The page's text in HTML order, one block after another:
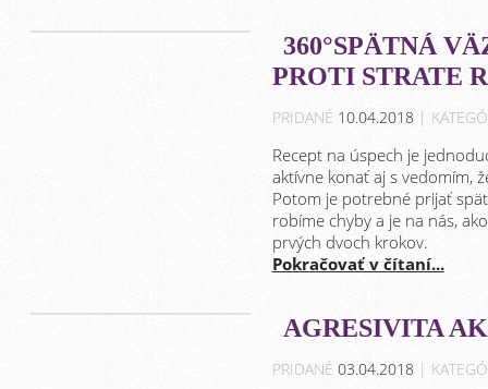
360°SPÄTNÁ
PROTI STRATE
PRIDANÉ 10.04.2018 |
Recept na úspech je
aktívne konať aj s vedomím,
Potom je potrebné prijať
robíme chyby a je na nás,
prvých dvoch krokov.
Pokračovať v čítaní...
AGRESIVITA
PRIDANÉ 03.04.2018 |